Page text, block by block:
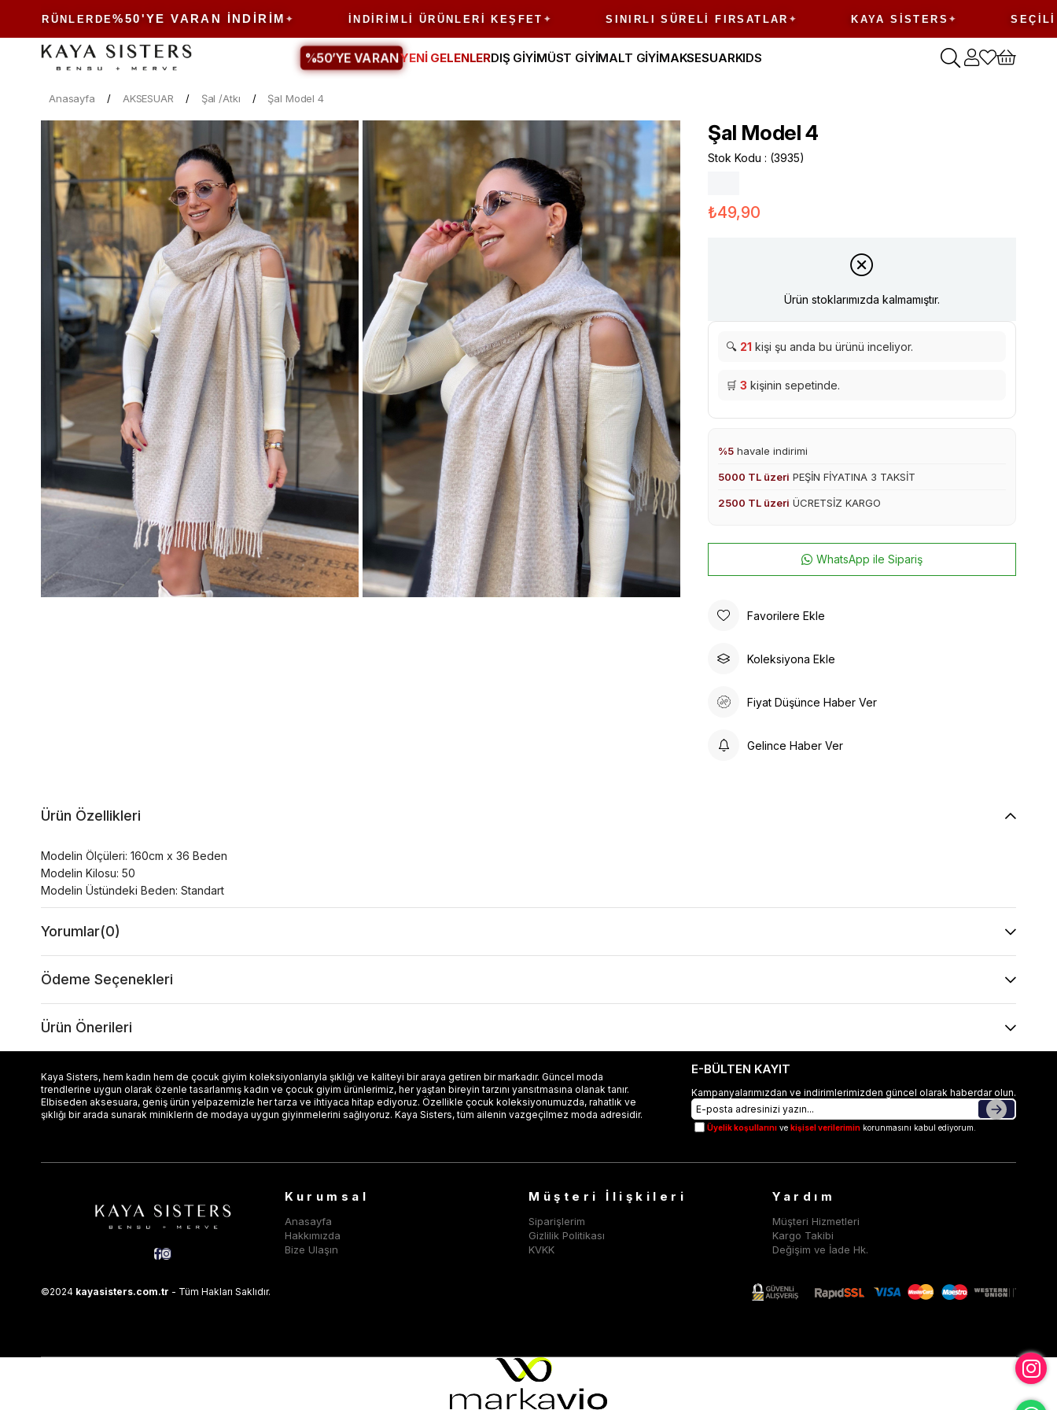
ÜRÜNLERDE%50'YE VARAN İNDIRIM İNDIRIMLI ÜRÜNLERI KEŞFET SINIRLI SÜRELI FIRSATLAR KAYA SISTERS SEÇILI
%50’YE VARAN YENİ GELENLERDIŞ GİYİMÜST GİYİMALT GİYİMAKSESUARKIDS
Anasayfa AKSESUAR Şal /Atkı Şal Model 4
Şal Model 4
Stok Kodu (3935)
₺49,90
Ürün stoklarımızda kalmamıştır.
🔍 21 kişi şu anda bu ürünü inceliyor.
🛒3 kişinin sepetinde.
%5 havale indirimi
5000 TL üzeri PEŞİN FİYATINA 3 TAKSİT
2500 TL üzeri ÜCRETSİZ KARGO
WhatsApp ile Sipariş
Favorilere Ekle
Koleksiyona Ekle
Fiyat Düşünce Haber Ver
Gelince Haber Ver
Ürün Özellikleri
Modelin Ölçüleri: 160cm x 36 Beden
Modelin Kilosu: 50
Modelin Üstündeki Beden: Standart
Yorumlar(0)
Ödeme Seçenekleri
Ürün Önerileri
Kaya Sisters, hem kadın hem de çocuk giyim koleksiyonlarıyla şıklığı ve kaliteyi bir araya getiren bir markadır. Güncel moda
trendlerine uygun olarak özenle tasarlanmış kadın ve çocuk giyim ürünlerimiz, her yaştan bireyin tarzını yansıtmasına olanak tanır.
Elbiseden aksesuara, geniş ürün yelpazemizle her tarza ve ihtiyaca hitap ediyoruz. Özellikle çocuk koleksiyonumuzda, rahatlık ve
şıklığı bir arada sunarak miniklerin de modaya uygun giyinmelerini sağlıyoruz. Kaya Sisters, tüm ailenin vazgeçilmez moda adresidir.
E-BÜLTEN KAYIT
Kampanyalarımızdan ve indirimlerimizden güncel olarak haberdar olun.
Üyelik koşullarınıve kişisel verileriminkorunmasını kabul ediyorum.
Kurumsal
Anasayfa
Hakkımızda
Bize Ulaşın
Müşteri İlişkileri
Siparişlerim
Gizlilik Politikası
KVKK
Yardım
Müşteri Hizmetleri
Kargo Takibi
Değişim ve İade Hk.
©2024 kayasisters.com.tr - Tüm Hakları Saklıdır.